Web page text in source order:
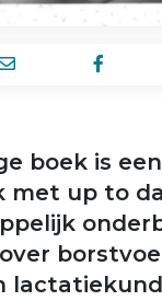
boek is
met up to